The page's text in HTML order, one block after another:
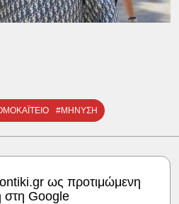
#ΜΗΝΥΣΗ
ως προτιμώμενη
στη Google